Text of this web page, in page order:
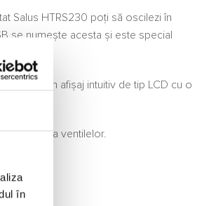
în
Salus HTRS230 poți să oscilezi în
se numește acesta și este special
de un afișaj intuitiv de tip LCD cu o
protecția ventilelor.